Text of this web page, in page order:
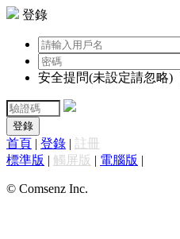
登錄
安全提問(未設定請忽略)
登錄
首頁 | 登錄 | 註冊
標準版 | 觸屏版 | 電腦版 |
© Comsenz Inc.